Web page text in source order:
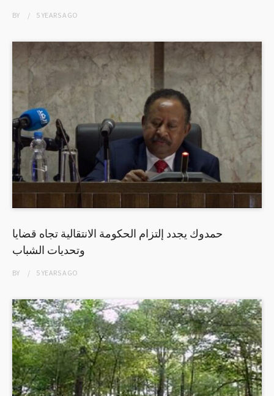
BY 5 YEARSAGO
حمدوك يجدد إلتزام الحكومة الانتقالية تجاه قضايا
وتحديات الشباب
BY 5 YEARSAGO